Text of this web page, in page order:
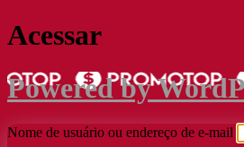
Acessar
Powered by
Nome de usuário ou endereço de e-mail